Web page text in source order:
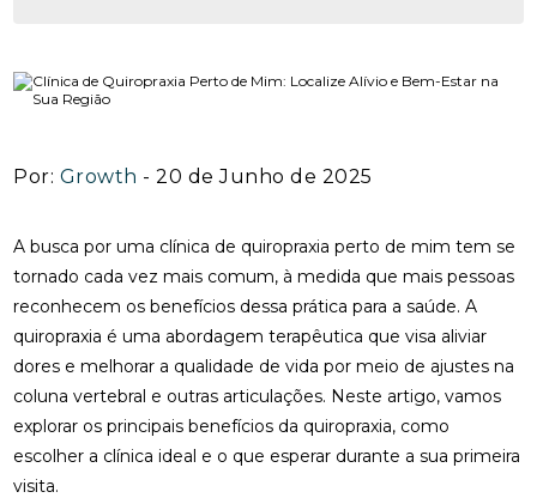
Por: Growth - 20 de Junho de 2025
A busca por uma clínica de quiropraxia perto de mim tem se
tornado cada vez mais comum, à medida que mais pessoas
reconhecem os benefícios dessa prática para a saúde. A
quiropraxia é uma abordagem terapêutica que visa aliviar
dores e melhorar a qualidade de vida por meio de ajustes na
coluna vertebral e outras articulações. Neste artigo, vamos
explorar os principais benefícios da quiropraxia, como
escolher a clínica ideal e o que esperar durante a sua primeira
visita.
BENEFÍCIOS E ENCONTRE OS MELHORES
ESPECIALISTAS NA REGIÃO
INCRÍVEIS PARA ALÍVIO
CIÁTICO E MELHORAR A QUALIDADE DE VIDA
CIÁTICO
ACUPUNTURA PARA ALIVIAR NERVO CIÁTICO
ACUPUNTURA PARA COLUNA: COMO ALIVIAR
DORES E PROMOVER A SAÚDE
ACUPUNTURA PARA ENXAQUECA ALIVIA A DOR E
acupunturista consulta
fisioterapia de reabilitação vestibular
onde fazer fisioterapia respiratória osteopatia RJ
osteopatia cervical osteopatia coluna
osteopatia hérnia de disco osteopatia nervo ciático
palmilha esporão palmilha fascite plantar
palmilha fascite plantar preço palmilha joanete